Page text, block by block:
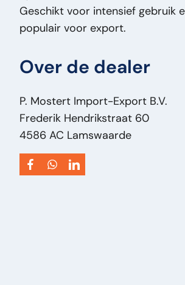
Voertuigsoort:Onderdeel
Geschikt voor intensief gebruik
populair voor export.
Over de dealer
P. Mostert Import-Export B.V.
Frederik Hendrikstraat 60
4586 AC Lamswaarde